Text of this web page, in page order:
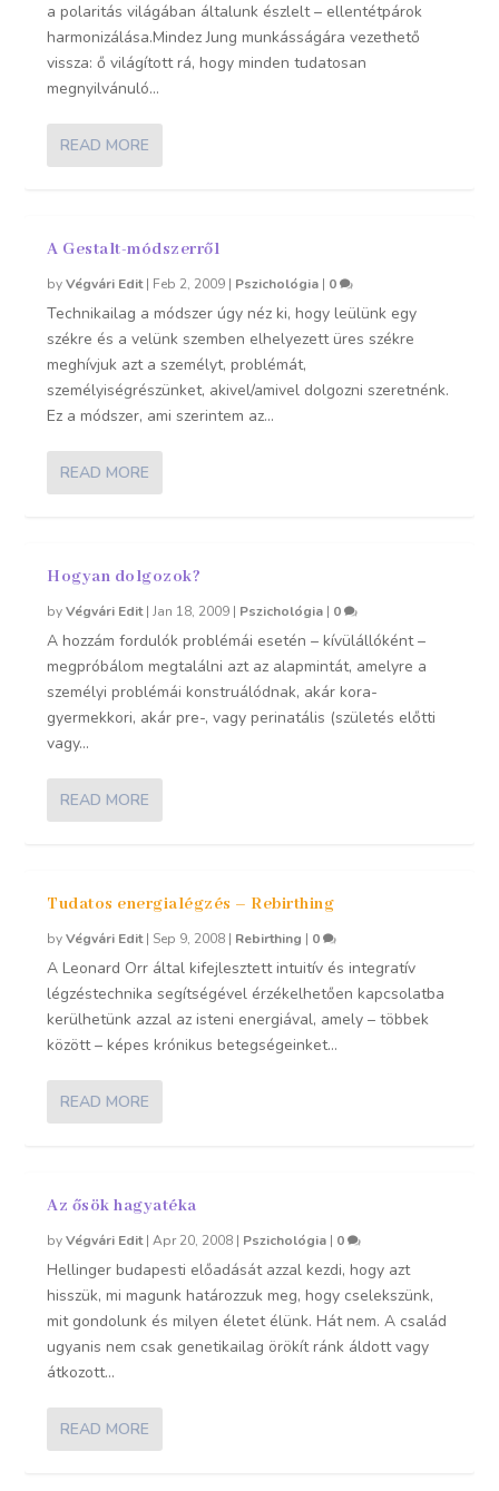
a polaritás világában általunk észlelt – ellentétpárok
harmonizálása.Mindez Jung munkásságára vezethető
vissza: ő világított rá, hogy minden tudatosan
megnyilvánuló...
READ MORE
A Gestalt-módszerről
byVégvári Edit| Feb 2, 2009 | Pszichológia | 0
Technikailag a módszer úgy néz ki, hogy leülünk egy
székre és a velünk szemben elhelyezett üres székre
meghívjuk azt a személyt, problémát,
személyiségrészünket, akivel/amivel dolgozni szeretnénk.
Ez a módszer, ami szerintem az...
READ MORE
Hogyan dolgozok?
byVégvári Edit|Jan 18, 2009 | Pszichológia | 0
A hozzám fordulók problémái esetén – kívülállóként –
megpróbálom megtalálni azt az alapmintát, amelyre a
személyi problémái konstruálódnak, akár kora-
gyermekkori, akár pre-, vagy perinatális (születés előtti
vagy...
READ MORE
Tudatos energialégzés – Rebirthing
byVégvári Edit| Sep 9, 2008 | Rebirthing | 0
A Leonard Orr által kifejlesztett intuitív és integratív
légzéstechnika segítségével érzékelhetően kapcsolatba
kerülhetünk azzal az isteni energiával, amely – többek
között – képes krónikus betegségeinket...
READ MORE
Az ősök hagyatéka
byVégvári Edit|Apr 20, 2008 | Pszichológia | 0
Hellinger budapesti előadását azzal kezdi, hogy azt
hisszük, mi magunk határozzuk meg, hogy cselekszünk,
mit gondolunk és milyen életet élünk. Hát nem. A család
ugyanis nem csak genetikailag örökít ránk áldott vagy
átkozott...
READ MORE